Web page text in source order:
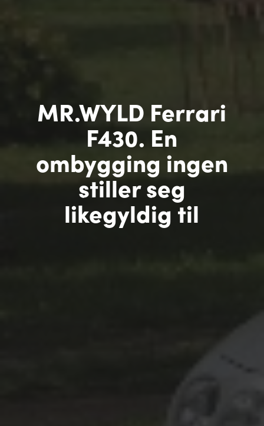
MR.WYLD Ferrari
F430. En
ombygging ingen
stiller seg
likegyldig til